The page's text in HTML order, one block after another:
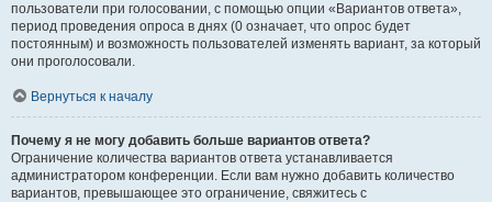
пользователи при голосовании, с помощью опции «Вариантов ответа»,
период проведения опроса в днях (0 означает, что опрос будет
постоянным) и возможность пользователей изменять вариант, за который
они проголосовали.
Вернуться к началу
Почему я не могу добавить больше вариантов ответа?
Ограничение количества вариантов ответа устанавливается
администратором конференции. Если вам нужно добавить количество
вариантов, превышающее это ограничение, свяжитесь с